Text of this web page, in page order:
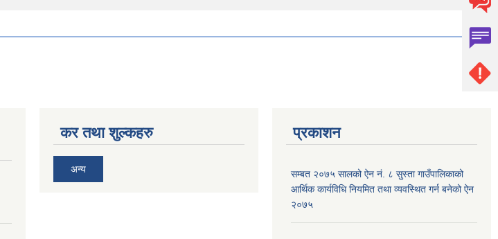
कर तथा शुल्कहरु
अन्य
प्रकाशन
सम्बत २०७५ सालको ऐन नं. ८ सुस्ता गाउँपालिकाको
आर्थिक कार्यविधि नियमित तथा व्यवस्थित गर्न बनेको ऐन
२०७५